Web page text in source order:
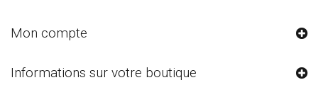
Mon compte
Informations sur votre boutique